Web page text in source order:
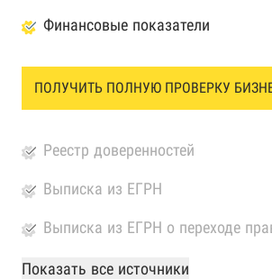
Финансовые показатели
ПОЛУЧИТЬ ПОЛНУЮ ПРОВЕРКУ
Реестр доверенностей
Выписка из ЕГРН
Выписка из ЕГРН о переходе
База Росстата
Показать все источники